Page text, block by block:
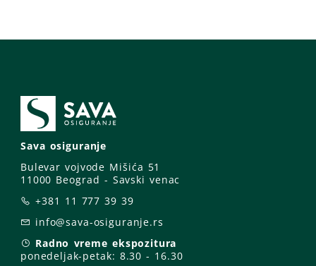
Sava osiguranje
Bulevar vojvode Mišića 51
11000 Beograd - Savski venac
+381 11 777 39 39
info@sava-osiguranje.rs
Radno vreme ekspozitura
ponedeljak-petak: 8.30 - 16.30